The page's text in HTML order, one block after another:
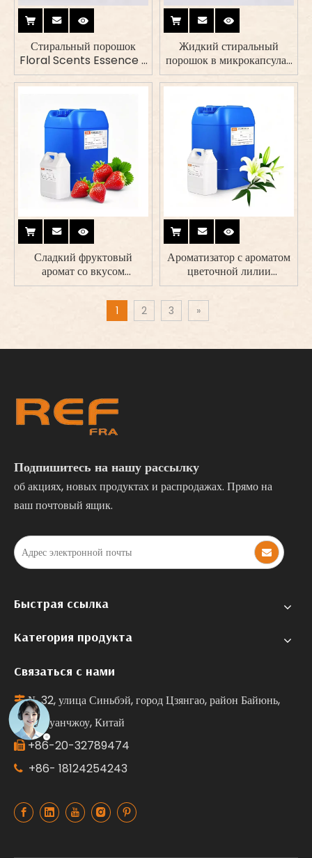
Стиральный порошок
Floral Scents Essence в
микрокапсулах
Жидкий стиральный
порошок в микрокапсулах
с ароматизатором
Сладкий фруктовый
аромат со вкусом
клубники для свечей и
диффузоров
Ароматизатор с ароматом
цветочной лилии
премиум-класса для
соевых свечей
1 2 3 »
Подпишитесь на нашу рассылку
об акциях, новых продуктах и ​​распродажах. Прямо на
ваш почтовый ящик.
Быстрая ссылка
Категория продукта
Связаться с нами
№ 32, улица Синьбэй, город Цзянгао, район Байюнь,
город Гуанчжоу, Китай
+86-20-32789474
 +86- 18124254243